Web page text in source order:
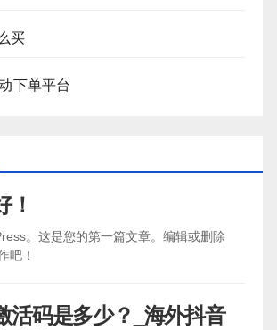
买
下单平台
！
。这是您的第一篇文章。编辑或删除
吧！
活码是多少？_海外抖音